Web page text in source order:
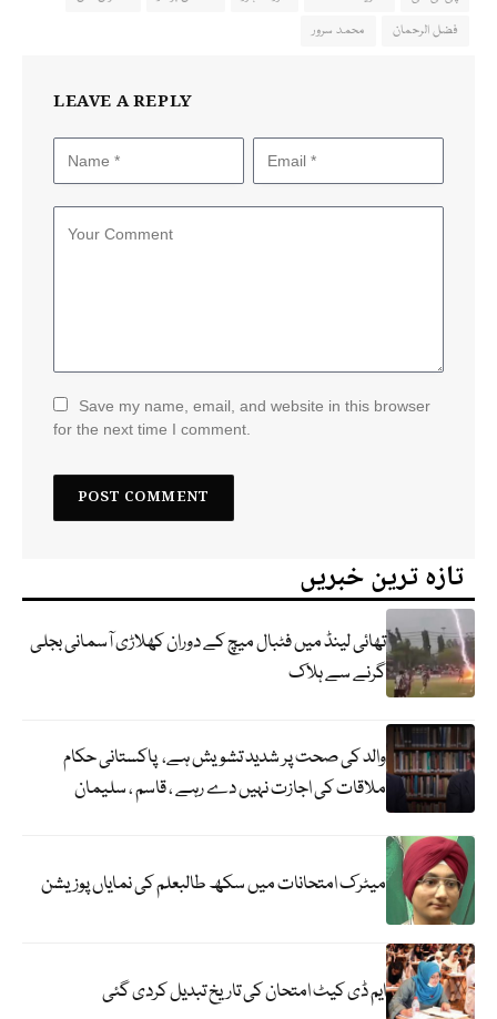
فضل الرحمان
محمد سرور
LEAVE A REPLY
Save my name, email, and website in this browser
for the next time I comment.
تازہ ترین خبریں
تھائی لینڈ میں فٹبال میچ کے دوران کھلاڑی آسمانی بجلی
گرنے سے ہلاک
والد کی صحت پر شدید تشویش ہے، پاکستانی حکام
ملاقات کی اجازت نہیں دے رہے ، قاسم ، سلیمان
میٹرک امتحانات میں سکھ طالبعلم کی نمایاں پوزیشن
ایم ڈی کیٹ امتحان کی تاریخ تبدیل کردی گئی